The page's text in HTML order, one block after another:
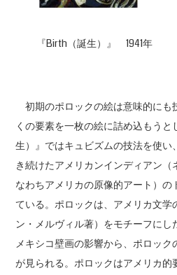
『Birth（誕生）』 1941年
初期のポロックの絵は意味的にも
くの要素を一枚の絵に詰め込もう
生）』ではキュビズムの技法を使
き続けたアメリカンインディアン
なわちアメリカの原像的アート）の
ている。ポロックは、アメリカ文学
ン・メルヴィル著）をモチーフに
メキシコ壁画の影響から、ポロック
が見られる。ポロックはアメリカ的